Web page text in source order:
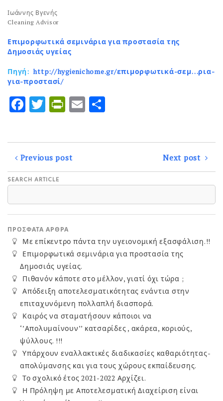
Ιωάννης Βγενής
Cleaning Advisor
Επιμορφωτικά σεμινάρια για προστασία της
Δημοσιάς υγείας
Πηγή:http://hygienichome.gr/επιμορφωτικά-σεμ…ρια-
για-προστασί/
F
b
o
o
k
T
te
r
P
tF
ri
e
n
dl
y
E
σ
τε
ίτ
ε
Previous post Next post
SEARCH ARTICLE
ΠΡΌΣΦΑΤΑ ΆΡΘΡΑ
Με επίκεντρο πάντα την υγειονομική εξασφάλιση.!!
Επιμορφωτικά σεμινάρια για προστασία της
Δημοσιάς υγείας.
Πιθανόν κάποτε στο μέλλον, γιατί όχι τώρα ;
Απόδειξη αποτελεσματικότητας ενάντια στην
επιταχυνόμενη πολλαπλή διασπορά.
Καιρός να σταματήσουν κάποιοι να
‘’Απολυμαίνουν’’ κατσαρίδες , ακάρεα, κοριούς,
ψύλλους. !!!
Υπάρχουν εναλλακτικές διαδικασίες καθαριότητας-
απολύμανσης και για τους χώρους εκπαίδευσης.
Το σχολικό έτος 2021-2022 Αρχίζει.
Η Πρόληψη με Αποτελεσματική Διαχείριση είναι